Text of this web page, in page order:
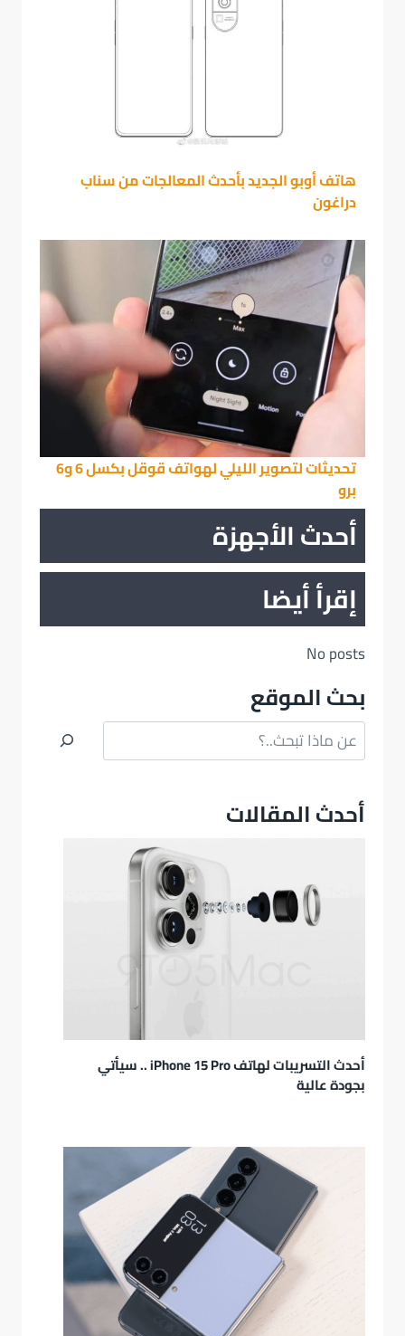
هاتف أوبو الجديد بأحدث المعالجات من سناب
دراغون
تحديثات لتصوير الليلي لهواتف قوقل بكسل 6 و6
برو
أحدث الأجهزة
إقرأ أيضا
No posts
بحث الموقع
البحث
أحدث المقالات
أحدث التسريبات لهاتف iPhone 15 Pro .. سيأتي
بجودة عالية